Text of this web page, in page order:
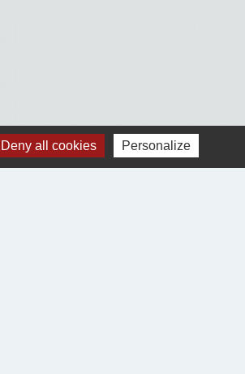
Deny all cookies Personalize